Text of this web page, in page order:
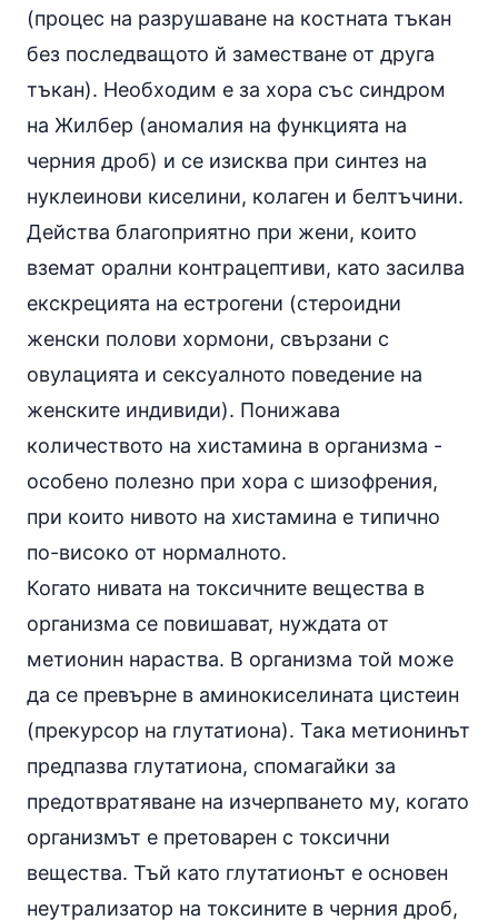
(процес на разрушаване на костната тъкан
без последващото й заместване от друга
тъкан). Необходим е за хора със синдром
на Жилбер (аномалия на функцията на
черния дроб) и се изисква при синтез на
нуклеинови киселини, колаген и белтъчини.
Действа благоприятно при жени, които
вземат орални контрацептиви, като засилва
екскрецията на естрогени (стероидни
женски полови хормони, свързани с
овулацията и сексуалното поведение на
женските индивиди). Понижава
количеството на хистамина в организма -
особено полезно при хора с шизофрения,
при които нивото на хистамина е типично
по-високо от нормалното.
Когато нивата на токсичните вещества в
организма се повишават, нуждата от
метионин нараства. В организма той може
да се превърне в аминокиселината цистеин
(прекурсор на глутатиона). Така метионинът
предпазва глутатиона, спомагайки за
предотвратяване на изчерпването му, когато
организмът е претоварен с токсични
вещества. Тъй като глутатионът е основен
неутрализатор на токсините в черния дроб,